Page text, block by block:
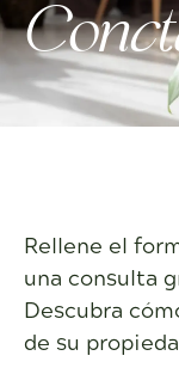
Rellene el
una consulta
Descubra
de su